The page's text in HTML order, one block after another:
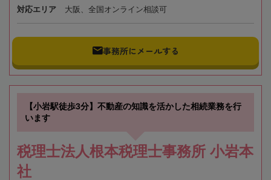
対応エリア 大阪、全国オンライン相談可
事務所にメールする
【小岩駅徒歩3分】不動産の知識を活かした相続業務を行
います
税理士法人根本税理士事務所 小岩本
社